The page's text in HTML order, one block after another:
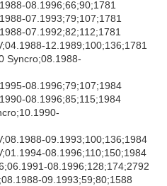
08.1996;66;90;1781
07.1993;79;107;1781
07.1992;82;112;1781
12.1989;100;136;1781
Syncro;08.1988-
08.1996;79;107;1984
08.1996;85;115;1984
09.1993;100;136;1984
08.1996;110;150;1984
08.1996;128;174;2792
09.1993;59;80;1588